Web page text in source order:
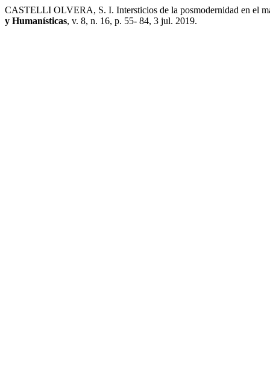
CASTELLI OLVERA, S. I. Intersticios de la posmodernidad en el
y Humanísticas, v. 8, n. 16, p. 55- 84, 3 jul. 2019.